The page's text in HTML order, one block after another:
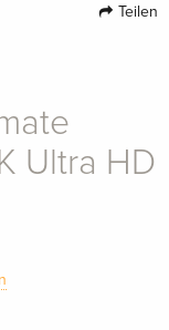
Teilen
Ultra HD